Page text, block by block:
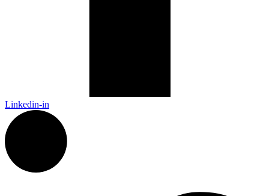
Linkedin-in